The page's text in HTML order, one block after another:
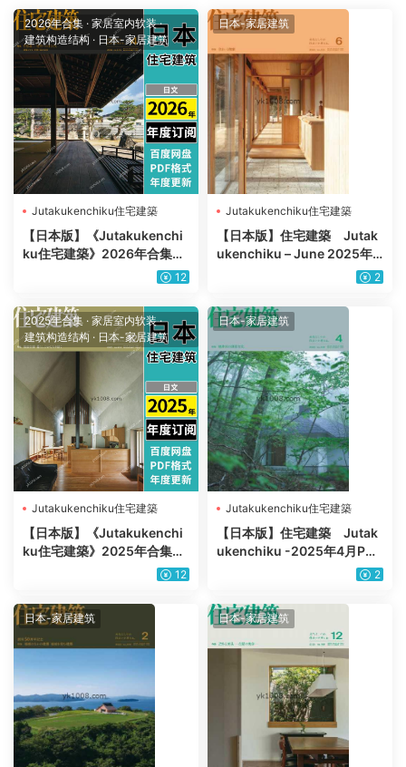
2026年合集 · 家居室内软装·
建筑构造结构 · 日本-家居建筑
Jutakukenchiku住宅建築
【日本版】《Jutakukenchi
ku住宅建築》2026年合集室
内平面布局室内设计PDF杂志
12
日本-家居建筑
Jutakukenchiku住宅建築
【日本版】住宅建築 Jutak
ukenchiku – June 2025年6
2
2025年合集 · 家居室内软装·
建筑构造结构 · 日本-家居建筑
Jutakukenchiku住宅建築
【日本版】《Jutakukenchi
ku住宅建築》2025年合集室
内平面布局室内设计PDF杂志
12
日本-家居建筑
Jutakukenchiku住宅建築
【日本版】住宅建築 Jutak
ukenchiku -2025年4月PDF
2
日本-家居建筑 日本-家居建筑